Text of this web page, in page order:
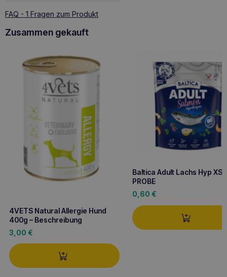
FAQ - 1 Fragen zum Produkt
Zusammen gekauft
4VETS Natural Allergie Hund
400g – Beschreibung
3,00 €
Baltica Adult Lachs Hyp XS
PROBE
0,60 €